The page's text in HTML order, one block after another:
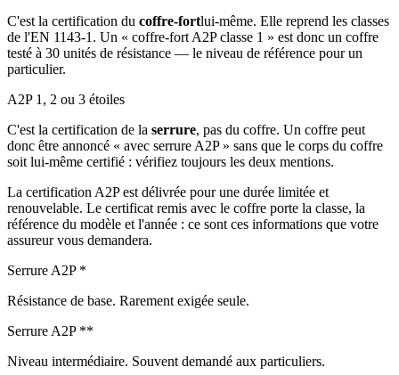
C'est la certification du coffre-fortlui-même. Elle reprend les classes
de l'EN 1143-1. Un « coffre-fort A2P classe 1 » est donc un coffre
testé à 30 unités de résistance — le niveau de référence pour un
particulier.
A2P 1, 2 ou 3 étoiles
C'est la certification de la serrure, pas du coffre. Un coffre peut
donc être annoncé « avec serrure A2P » sans que le corps du coffre
soit lui-même certifié : vérifiez toujours les deux mentions.
La certification A2P est délivrée pour une durée limitée et
renouvelable. Le certificat remis avec le coffre porte la classe, la
référence du modèle et l'année : ce sont ces informations que votre
assureur vous demandera.
Serrure A2P *
Résistance de base. Rarement exigée seule.
Serrure A2P **
Niveau intermédiaire. Souvent demandé aux particuliers.